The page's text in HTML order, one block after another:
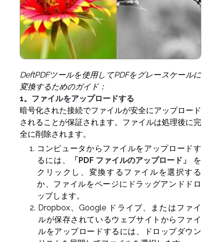
DeftPDFツールを使用してPDFをグレースケールに
変換するためのガイド：
1。ファイルをアップロードする
暗号化された接続でファイルが安全にアップロード
されることが保証されます。ファイルは処理後に完
全に削除されます。
コンピュータからファイルをアップロードす
るには、
「PDF ファイルのアップロード」
を
クリックし、変換するファイルを選択する
か、ファイルをページにドラッグアンドドロ
ップします。
Dropbox、Google ドライブ、またはファイ
ルが保存されているウェブサイトからファイ
ルをアップロードするには、ドロップダウン